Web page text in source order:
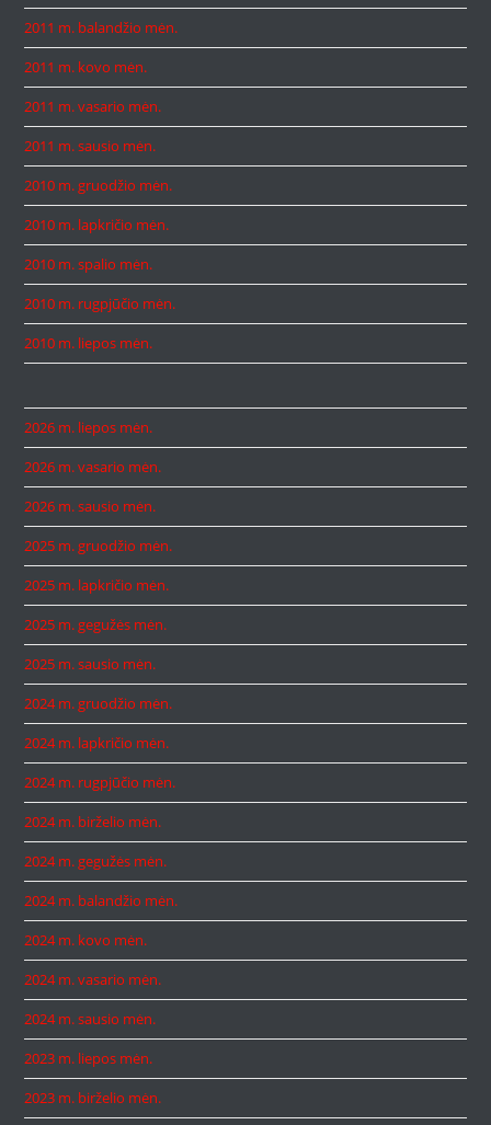
2011 m. balandžio mėn.
2011 m. kovo mėn.
2011 m. vasario mėn.
2011 m. sausio mėn.
2010 m. gruodžio mėn.
2010 m. lapkričio mėn.
2010 m. spalio mėn.
2010 m. rugpjūčio mėn.
2010 m. liepos mėn.
2026 m. liepos mėn.
2026 m. vasario mėn.
2026 m. sausio mėn.
2025 m. gruodžio mėn.
2025 m. lapkričio mėn.
2025 m. gegužės mėn.
2025 m. sausio mėn.
2024 m. gruodžio mėn.
2024 m. lapkričio mėn.
2024 m. rugpjūčio mėn.
2024 m. birželio mėn.
2024 m. gegužės mėn.
2024 m. balandžio mėn.
2024 m. kovo mėn.
2024 m. vasario mėn.
2024 m. sausio mėn.
2023 m. liepos mėn.
2023 m. birželio mėn.